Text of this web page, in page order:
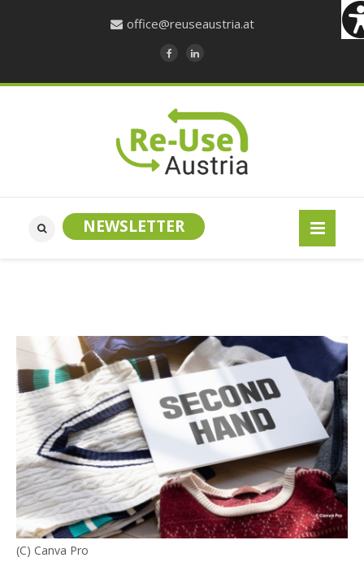
office@reuseaustria.at
NEWSLETTER
(C) Canva Pro